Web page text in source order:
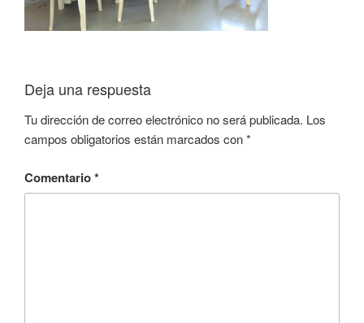
Deja una respuesta
Tu dirección de correo electrónico no será publicada. Los
campos obligatorios están marcados con*
Comentario*